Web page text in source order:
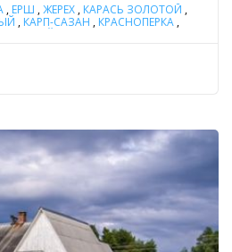
, ЁРШ ,ЖЕРЕХ , КАРАСЬ ЗОЛОТОЙ ,
, КАРП-САЗАН , КРАСНОПЕРКА ,